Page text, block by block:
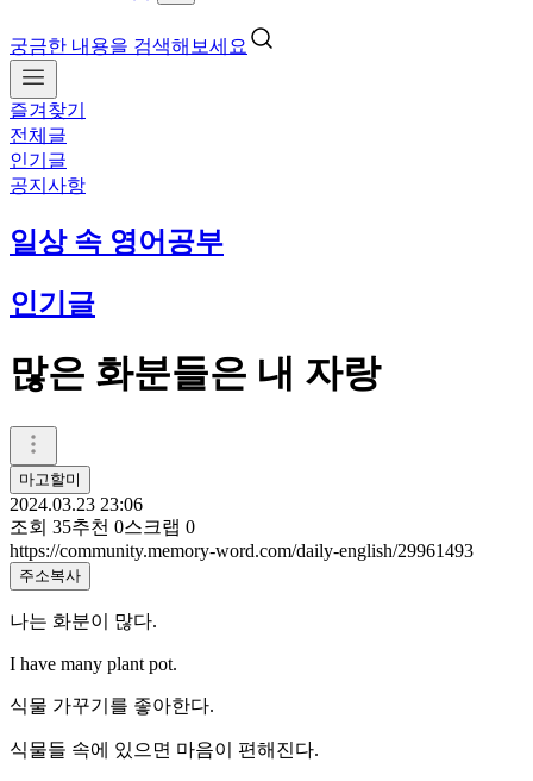
궁금한 내용을 검색해보세요
즐겨찾기
전체글
인기글
공지사항
일상 속 영어공부
인기글
많은 화분들은 내 자랑
마고할미
2024.03.23 23:06
조회 35추천 0스크랩 0
https://community.memory-word.com/daily-english/29961493
주소복사
나는 화분이 많다.
I have many plant pot.
식물 가꾸기를 좋아한다.
식물들 속에 있으면 마음이 편해진다.